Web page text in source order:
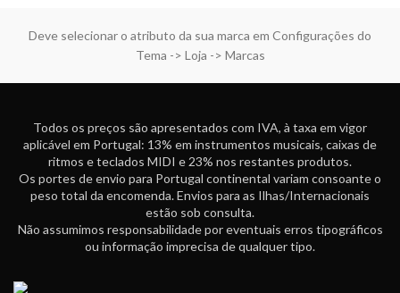
Deve selecionar o atributo da sua marca em Configurações do
Tema -> Loja -> Marcas
Todos os preços são apresentados com IVA, à taxa em vigor
aplicável em Portugal: 13% em instrumentos musicais, caixas de
ritmos e teclados MIDI e 23% nos restantes produtos.
Os portes de envio para Portugal continental variam consoante o
peso total da encomenda. Envios para as Ilhas/Internacionais
estão sob consulta.
Não assumimos responsabilidade por eventuais erros tipográficos
ou informação imprecisa de qualquer tipo.